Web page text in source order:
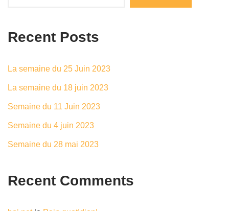
Recent Posts
La semaine du 25 Juin 2023
La semaine du 18 juin 2023
Semaine du 11 Juin 2023
Semaine du 4 juin 2023
Semaine du 28 mai 2023
Recent Comments